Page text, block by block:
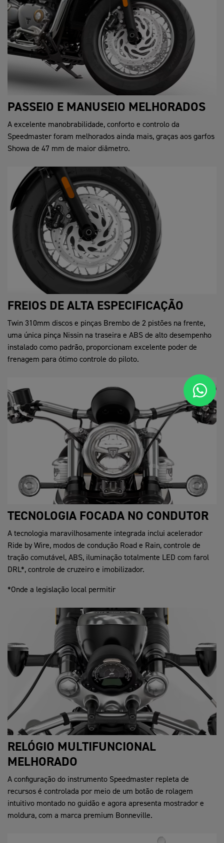
PASSEIO E MANUSEIO MELHORADOS
A excelente manobrabilidade, conforto e controlo da
Speedmaster foram melhorados ainda mais, graças aos garfos
Showa de 47 mm de maior diâmetro.
FREIOS DE ALTA ESPECIFICAÇÃO
Twin 310mm discos e pinças Brembo de 2 pistões na frente,
uma única pinça Nissin na traseira e ABS de alto desempenho
instalado como padrão, proporcionam excelente poder de
frenagem para ótimo controle do piloto.
TECNOLOGIA FOCADA NO CONDUTOR
A tecnologia maravilhosamente integrada inclui acelerador
Ride by Wire, modos de condução Road e Rain, controle de
tração comutável, ABS, iluminação totalmente LED com farol
DRL*, controle de cruzeiro e imobilizador.
*Onde a legislação local permitir
RELÓGIO MULTIFUNCIONAL
MELHORADO
A configuração do instrumento Speedmaster repleta de
recursos é controlada por meio de um botão de rolagem
intuitivo montado no guidão e agora apresenta mostrador e
moldura, com a marca premium Bonneville.